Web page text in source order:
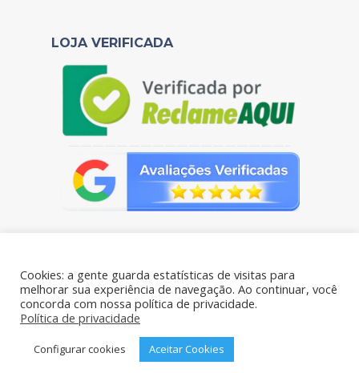
LOJA VERIFICADA
Portal das Pelúcias - CNPJ: 38.106.769/0001-61 - Todos os
direitos reservados - Rua Benjamim de Oliveira 198- Brás, São
Paulo – SP, 03006-020
Cookies: a gente guarda estatísticas de visitas para
melhorar sua experiência de navegação. Ao continuar, você
concorda com nossa política de privacidade.
Política de privacidade
Configurar cookies Aceitar Cookies